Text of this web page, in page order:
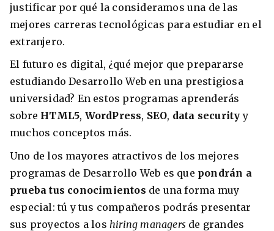
justificar por qué la consideramos una de las
mejores carreras tecnológicas para estudiar en el
extranjero.
El futuro es digital, ¿qué mejor que prepararse
estudiando Desarrollo Web en una prestigiosa
universidad? En estos programas aprenderás
sobre HTML5, WordPress, SEO, data security y
muchos conceptos más.
Uno de los mayores atractivos de los mejores
programas de Desarrollo Web es que pondrán a
prueba tus conocimientos de una forma muy
especial: tú y tus compañeros podrás presentar
sus proyectos a los hiring managers de grandes